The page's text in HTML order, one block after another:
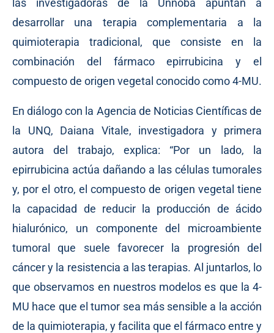
las investigadoras de la Unnoba apuntan a
desarrollar una terapia complementaria a la
quimioterapia tradicional, que consiste en la
combinación del fármaco epirrubicina y el
compuesto de origen vegetal conocido como 4-MU.
En diálogo con la Agencia de Noticias Científicas de
la UNQ, Daiana Vitale, investigadora y primera
autora del trabajo, explica: “Por un lado, la
epirrubicina actúa dañando a las células tumorales
y, por el otro, el compuesto de origen vegetal tiene
la capacidad de reducir la producción de ácido
hialurónico, un componente del microambiente
tumoral que suele favorecer la progresión del
cáncer y la resistencia a las terapias. Al juntarlos, lo
que observamos en nuestros modelos es que la 4-
MU hace que el tumor sea más sensible a la acción
de la quimioterapia, y facilita que el fármaco entre y